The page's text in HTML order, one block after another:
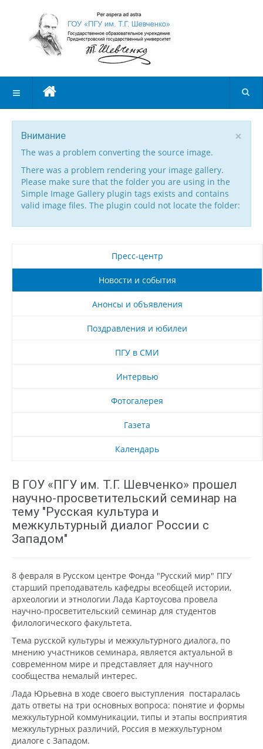
×
Внимание
The was a problem converting the source image.
There was a problem rendering your image gallery.
Please make sure that the folder you are using in the
Simple Image Gallery plugin tags exists and contains
valid image files. The plugin could not locate the folder:
Пресс-центр
Новости и события
Анонсы и объявления
Поздравления и юбилеи
ПГУ в СМИ
Интервью
Фотогалерея
Газета
Календарь
В ГОУ «ПГУ им. Т.Г. Шевченко» прошел
научно-просветительский семинар на
тему "Русская культура и
межкультурный диалог России с
Западом"
8 февраля в Русском центре Фонда "Русский мир" ПГУ
старший преподаватель кафедры всеобщей истории,
археологии и этнологии Лада Картоусова провела
научно-просветительский семинар для студентов
филологического факультета.
Тема русской культуры и межкультурного диалога, по
мнению участников семинара, является актуальной в
современном мире и представляет для научного
сообщества немалый интерес.
Лада Юрьевна в ходе своего выступления постаралась
дать ответы на три основных вопроса: понятие и формы
межкультурной коммуникации, типы и этапы восприятия
межкультурных различий, Россия в межкультурном
диалоге с Западом.